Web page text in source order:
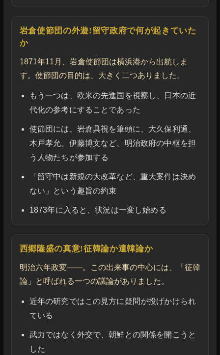
岩倉使節団の外遊!留守政府で何が起きていた
か
1871年11月、岩倉使節団は横浜港から出航しま
す。使節団の目的は、大きく二つありました。
もう一つは、欧米の先進国を視察し、日本の近
代化の参考にすることであった
使節団には、岩倉具視を筆頭に、大久保利通、
木戸孝允、伊藤博文など、明治政府の中枢を担
う人物たちが参加する
「留守中は新規の大改革など、重大案件は決め
ない」という趣旨の約束
1873年に入ると、状況は一変し始める
西郷隆盛の真意!征韓論か遣韓論か
明治六年政変――。この出来事の中心には、「征韓
論」と呼ばれる一つの議論がありました。
近年の研究ではこの見方に疑問が投げかけられ
ている
武力ではなく外交で、朝鮮との関係を開こうと
した